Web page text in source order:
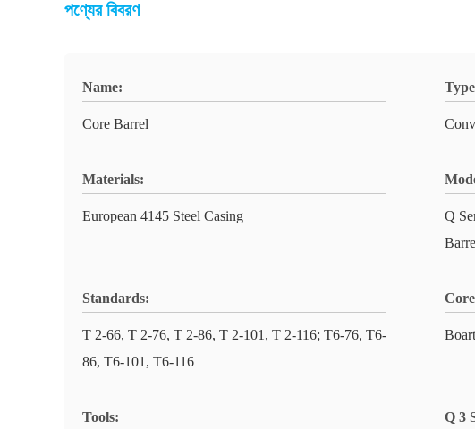
পণ্যের বিবরণ
Name:
Core Barrel
Materials:
European 4145 Steel Casing
Q
Standards:
T 2-66, T 2-76, T 2-86, T 2-101, T 2-116; T6-76, T6-
86, T6-101, T6-116
Tools: Q 3